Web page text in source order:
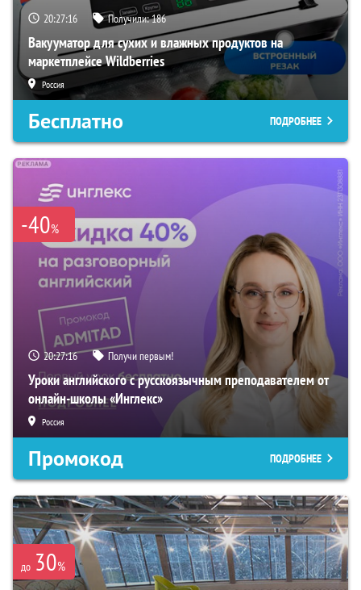
20:27:15 Получили:186
Вакууматор для сухих и влажных продуктов на
маркетплейсе Wildberries
Россия
Бесплатно ПОДРОБНЕЕ
-40%
20:27:15 Получи первым!
Уроки английского с русскоязычным преподавателем от
онлайн-школы «Инглекс»
Россия
Промокод ПОДРОБНЕЕ
до 30%